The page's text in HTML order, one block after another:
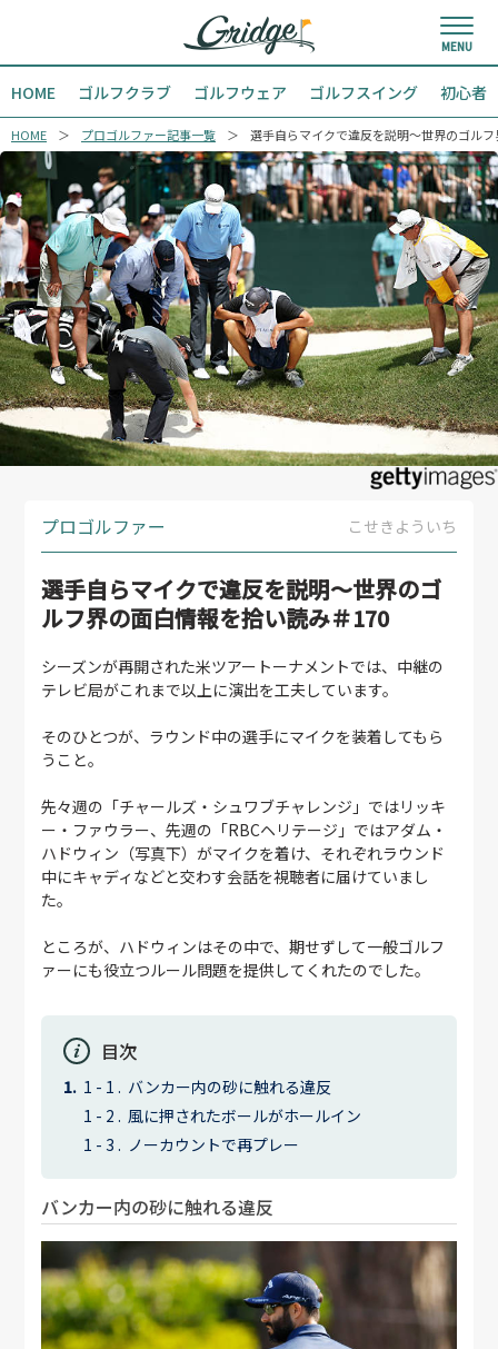
HOME ゴルフクラブ ゴルフウェア ゴルフスイング 初心者
HOME プロゴルファー記事一覧 選手自らマイクで違反を説明～世界のゴル
プロゴルファー こせきよういち
選手自らマイクで違反を説明～世界のゴ
ルフ界の面白情報を拾い読み＃170
シーズンが再開された米ツアートーナメントでは、中継の
テレビ局がこれまで以上に演出を工夫しています。
そのひとつが、ラウンド中の選手にマイクを装着してもら
うこと。
先々週の「チャールズ・シュワブチャレンジ」ではリッキ
ー・ファウラー、先週の「RBCヘリテージ」ではアダム・
ハドウィン（写真下）がマイクを着け、それぞれラウンド
中にキャディなどと交わす会話を視聴者に届けていまし
た。
ところが、ハドウィンはその中で、期せずして一般ゴルフ
ァーにも役立つルール問題を提供してくれたのでした。
目次
バンカー内の砂に触れる違反
風に押されたボールがホールイン
ノーカウントで再プレー
バンカー内の砂に触れる違反